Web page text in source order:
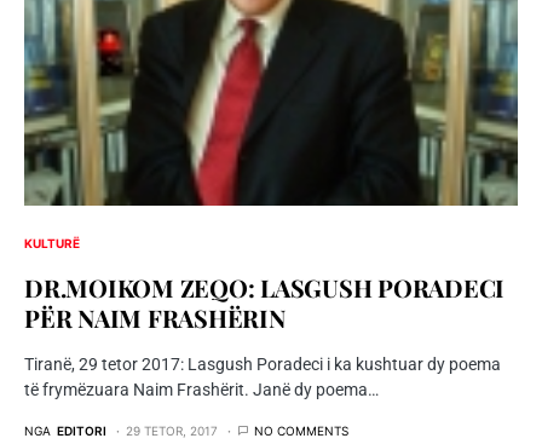
KULTURË
DR.MOIKOM ZEQO: LASGUSH PORADECI
PËR NAIM FRASHËRIN
Tiranë, 29 tetor 2017: Lasgush Poradeci i ka kushtuar dy poema
të frymëzuara Naim Frashërit. Janë dy poema…
NGA EDITORI 29 TETOR, 2017 NO COMMENTS